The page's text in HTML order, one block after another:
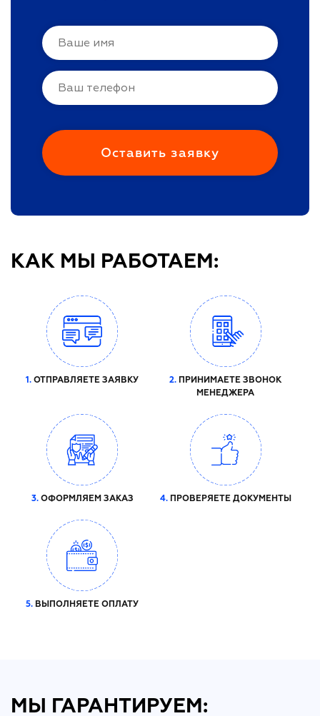
КАК МЫ РАБОТАЕМ:
1. ОТПРАВЛЯЕТЕ ЗАЯВКУ 2. ПРИНИМАЕТЕ ЗВОНОК
МЕНЕДЖЕРА
3.ОФОРМЛЯЕМ ЗАКАЗ 4.ПРОВЕРЯЕТЕ ДОКУМЕНТЫ
5. ВЫПОЛНЯЕТЕ ОПЛАТУ
МЫ ГАРАНТИРУЕМ: